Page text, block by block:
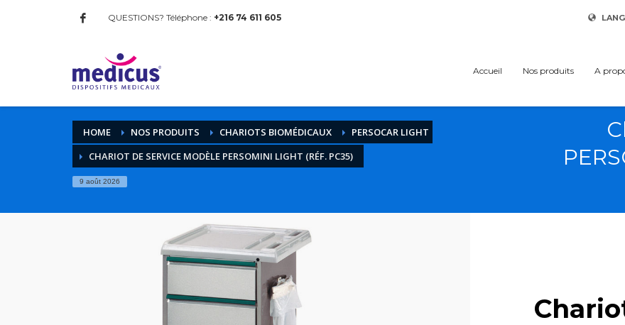
QUESTIONS? Téléphone : +216 74 611 605
Accueil Nos produits A
HOME NOS PRODUITS CHARIOTS BIOMÉDICAUX
PERSOCAR LIGHT
CHARIOT DE SERVICE MODÈLE PERSOMINI LIGHT (RÉF. PC35)
9 août 2026